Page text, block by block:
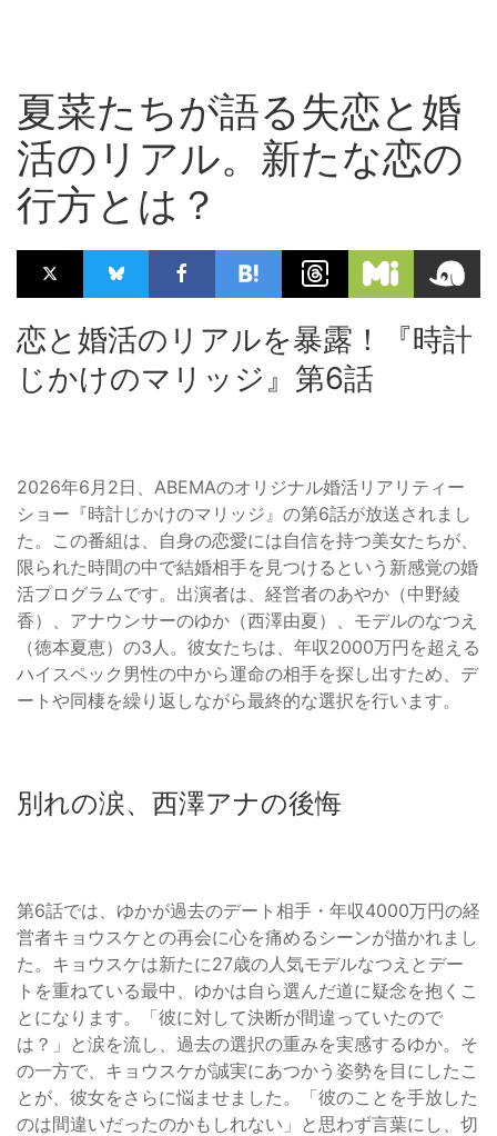
夏菜たちが語る失恋と婚
活のリアル。新たな恋の
行方とは？
恋と婚活のリアルを暴露！『時計
じかけのマリッジ』第6話
2026年6月2日、ABEMAのオリジナル婚活リアリティー
ショー『時計じかけのマリッジ』の第6話が放送されまし
た。この番組は、自身の恋愛には自信を持つ美女たちが、
限られた時間の中で結婚相手を見つけるという新感覚の婚
活プログラムです。出演者は、経営者のあやか（中野綾
香）、アナウンサーのゆか（西澤由夏）、モデルのなつえ
（徳本夏恵）の3人。彼女たちは、年収2000万円を超える
ハイスペック男性の中から運命の相手を探し出すため、デ
ートや同棲を繰り返しながら最終的な選択を行います。
別れの涙、西澤アナの後悔
第6話では、ゆかが過去のデート相手・年収4000万円の経
営者キョウスケとの再会に心を痛めるシーンが描かれまし
た。キョウスケは新たに27歳の人気モデルなつえとデー
トを重ねている最中、ゆかは自ら選んだ道に疑念を抱くこ
とになります。「彼に対して決断が間違っていたので
は？」と涙を流し、過去の選択の重みを実感するゆか。そ
の一方で、キョウスケが誠実にあつかう姿勢を目にしたこ
とが、彼女をさらに悩ませました。「彼のことを手放した
のは間違いだったのかもしれない」と思わず言葉にし、切